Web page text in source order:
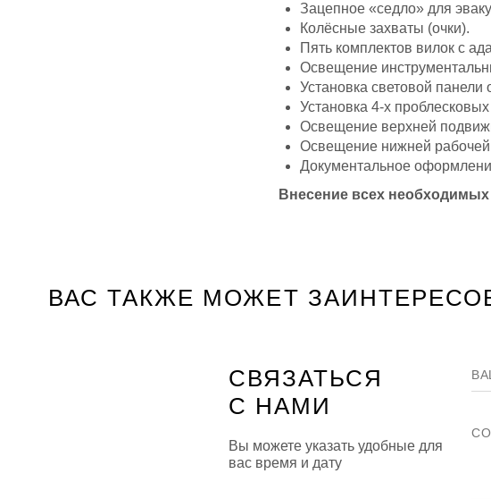
Зацепное «седло» для
Колёсные захваты (очки).
Пять комплектов вилок с
Освещение
Установка световой
Установка 4-х
Освещение верхней
Освещение нижней
Документальное
Внесение всех
ВАС ТАКЖЕ МОЖЕТ
СВЯЗАТЬСЯ
С НАМИ
Вы можете указать удобные для
вас время и дату